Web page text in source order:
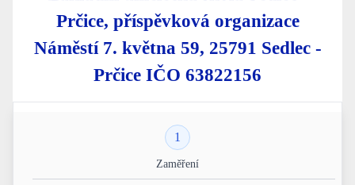
Prčice, příspěvková organizace
Náměstí 7. května 59, 25791 Sedlec -
Prčice IČO 63822156
1
Zaměření